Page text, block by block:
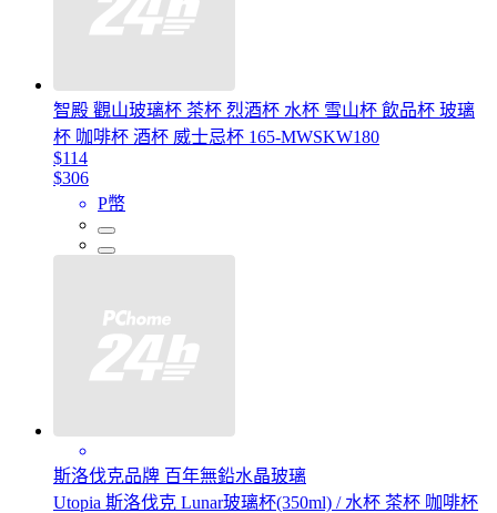
智殿 觀山玻璃杯 茶杯 烈酒杯 水杯 雪山杯 飲品杯 玻璃
杯 咖啡杯 酒杯 威士忌杯 165-MWSKW180
$114
$306
P幣
斯洛伐克品牌 百年無鉛水晶玻璃
Utopia 斯洛伐克 Lunar玻璃杯(350ml) / 水杯 茶杯 咖啡杯